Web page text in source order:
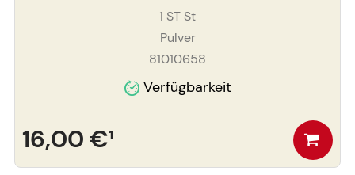
1 ST St
Pulver
81010658
Verfügbarkeit
16,00 €¹